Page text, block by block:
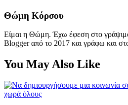
Θώμη Κόρσου
Είμαι η Θώμη. Έχω έφεση στο
Blogger από το 2017 και γράφω και
You May Also Like